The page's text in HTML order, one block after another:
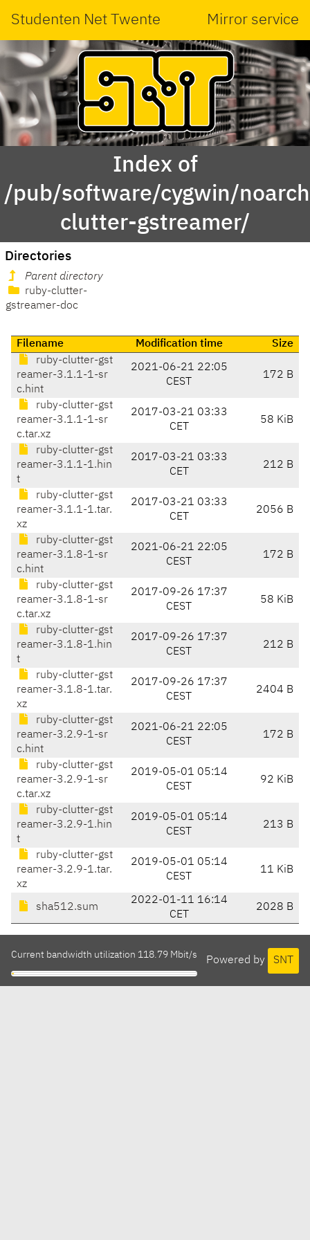
Studenten Net Twente Mirror service
Index of
/pub/software/cygwin/
clutter-gstreamer/
Directories
Parent directory
ruby-clutter-
gstreamer-doc
Filename Modification time
Size
ruby-clutter-gst
reamer-3.1.1-1-sr
c.hint
2021-06-21 22:05
CEST
172 B
ruby-clutter-gst
reamer-3.1.1-1-sr
c.tar.xz
2017-03-21 03:33
CET
58 KiB
ruby-clutter-gst
reamer-3.1.1-1.hin
t
2017-03-21 03:33
CET
212 B
ruby-clutter-gst
reamer-3.1.1-1.tar.
xz
2017-03-21 03:33
CET
2056 B
ruby-clutter-gst
reamer-3.1.8-1-sr
c.hint
2021-06-21 22:05
CEST
172 B
ruby-clutter-gst
reamer-3.1.8-1-sr
c.tar.xz
2017-09-26 17:37
CEST
58 KiB
ruby-clutter-gst
reamer-3.1.8-1.hin
t
2017-09-26 17:37
CEST
212 B
ruby-clutter-gst
reamer-3.1.8-1.tar.
xz
2017-09-26 17:37
CEST
2404 B
ruby-clutter-gst
reamer-3.2.9-1-sr
c.hint
2021-06-21 22:05
CEST
172 B
ruby-clutter-gst
reamer-3.2.9-1-sr
c.tar.xz
2019-05-01 05:14
CEST
92 KiB
ruby-clutter-gst
reamer-3.2.9-1.hin
t
2019-05-01 05:14
CEST
213 B
ruby-clutter-gst
reamer-3.2.9-1.tar.
xz
2019-05-01 05:14
CEST
11 KiB
sha512.sum
2022-01-11 16:14
CET
2028 B
Powered by SNT
Current bandwidth utilization 118.79 Mbit/s